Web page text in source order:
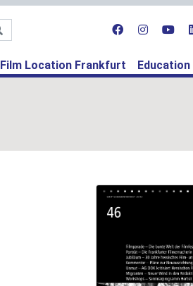
Film Location Frankfurt Education